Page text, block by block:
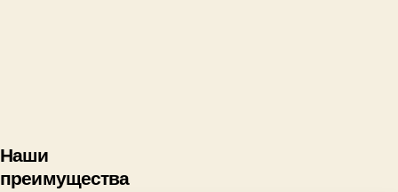
Наши
преимущества